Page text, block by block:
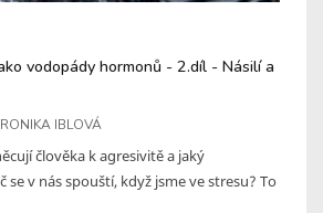
vodopády hormonů - 2.díl - Násilí a
IBLOVÁ
člověka k agresivitě a jaký
v nás spouští, když jsme ve stresu? To